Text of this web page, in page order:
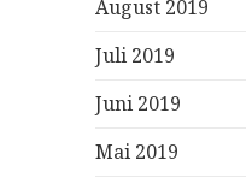
August 2019
Juli 2019
Juni 2019
Mai 2019